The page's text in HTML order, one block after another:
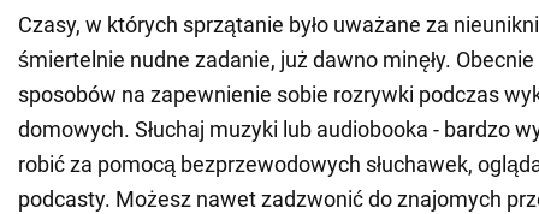
Czasy, w których sprzątanie było uważane za
śmiertelnie nudne zadanie, już dawno minęły.
sposobów na zapewnienie sobie rozrywki podczas
domowych. Słuchaj muzyki lub audiobooka - bardzo
robić za pomocą bezprzewodowych słuchawek,
podcasty. Możesz nawet zadzwonić do znajomych